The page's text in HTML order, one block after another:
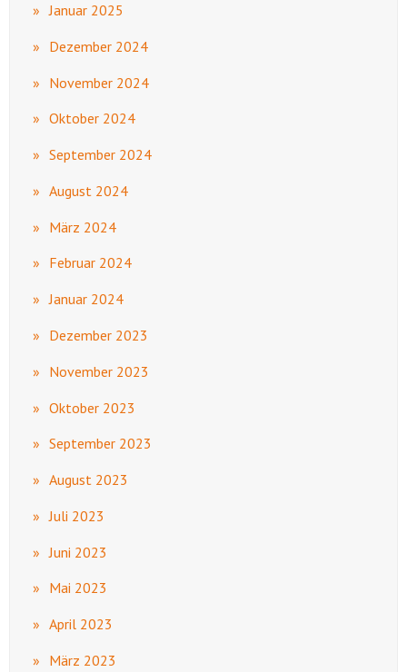
Januar 2025
Dezember 2024
November 2024
Oktober 2024
September 2024
August 2024
März 2024
Februar 2024
Januar 2024
Dezember 2023
November 2023
Oktober 2023
September 2023
August 2023
Juli 2023
Juni 2023
Mai 2023
April 2023
März 2023